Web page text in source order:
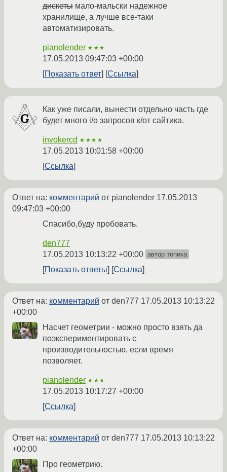
дискеты мало-мальски надежное
хранилище, а лучше все-таки
автоматизировать.
pianolender ★★★
17.05.2013 09:47:03 +00:00
Показать ответ
Ссылка
Как уже писали, вынести отдельно часть где
будет много i/o запросов к/от сайтика.
invokercd ★★★★
17.05.2013 10:01:58 +00:00
Ссылка
Ответ на: комментарий от pianolender 17.05.2013
09:47:03 +00:00
Спасибо,буду пробовать.
den777
17.05.2013 10:13:22 +00:00 автор топика
Показать ответы Ссылка
Ответ на: комментарий от den777 17.05.2013 10:13:22
+00:00
Насчет геометрии - можно просто взять да
поэкспериментировать с
производительностью, если время
позволяет.
pianolender ★★★
17.05.2013 10:17:27 +00:00
Ссылка
Ответ на: комментарий от den777 17.05.2013 10:13:22
+00:00
Про геометрию.